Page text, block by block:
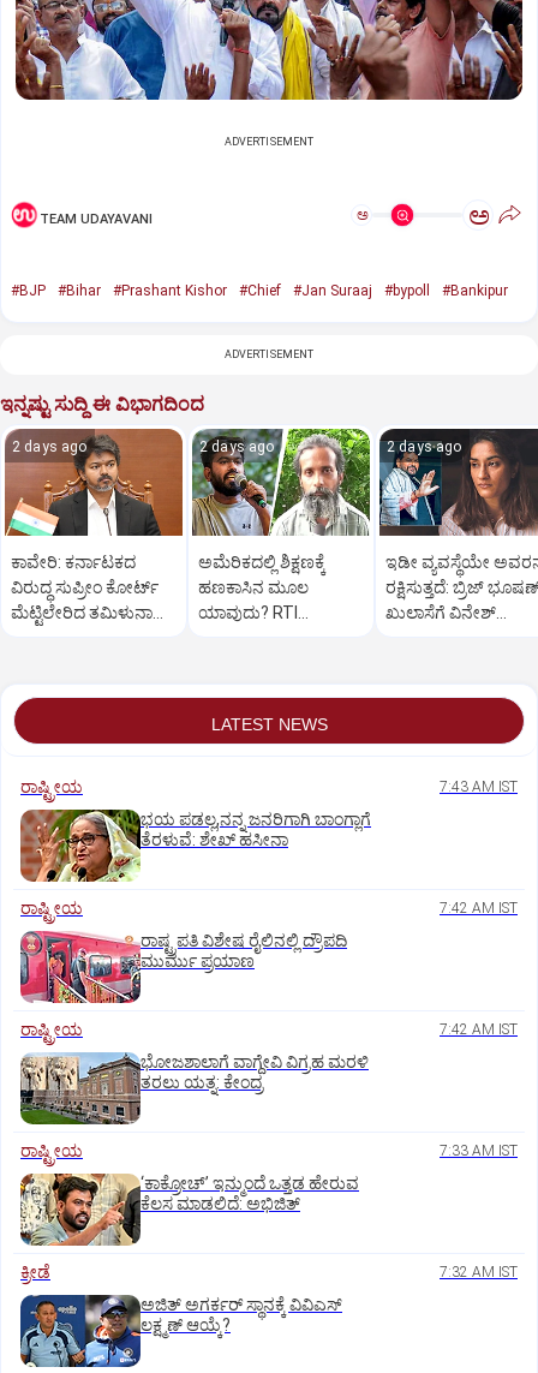
ADVERTISEMENT
TEAM UDAYAVANI ಅ ಅ
#BJP #Bihar #Prashant Kishor #Chief #Jan Suraaj #bypoll #Bankipur
ADVERTISEMENT
ಇನ್ನಷ್ಟು ಸುದ್ದಿ ಈ ವಿಭಾಗದಿಂದ
2 days ago
ಕಾವೇರಿ: ಕರ್ನಾಟಕದ
ವಿರುದ್ಧ ಸುಪ್ರೀಂ ಕೋರ್ಟ್‌
ಮೆಟ್ಟಿಲೇರಿದ ತಮಿಳುನಾಡು
2 days ago
ಅಮೆರಿಕದಲ್ಲಿ ಶಿಕ್ಷಣಕ್ಕೆ
ಹಣಕಾಸಿನ ಮೂಲ
ಯಾವುದು? RTI
2 days ago
ಇಡೀ ವ್ಯವಸ್ಥೆಯೇ
ರಕ್ಷಿಸುತ್ತದೆ: ಬ್ರಿಜ್
ಖುಲಾಸೆಗೆ ವಿನೇಶ್
LATEST NEWS
ರಾಷ್ಟ್ರೀಯ 7:43 AM IST
ಭಯ ಪಡಲ್ಲ,ನನ್ನ ಜನರಿಗಾಗಿ ಬಾಂಗ್ಲಾಗೆ
ತೆರಳುವೆ: ಶೇಖ್‌ ಹಸೀನಾ
ರಾಷ್ಟ್ರೀಯ 7:42 AM IST
ರಾಷ್ಟ್ರಪತಿ ವಿಶೇಷ ರೈಲಿನಲ್ಲಿ ದ್ರೌಪದಿ
ಮುರ್ಮು ಪ್ರಯಾಣ
ರಾಷ್ಟ್ರೀಯ 7:42 AM IST
ಭೋಜಶಾಲಾಗೆ ವಾಗ್ದೇವಿ ವಿಗ್ರಹ ಮರಳಿ
ತರಲು ಯತ್ನ: ಕೇಂದ್ರ
ರಾಷ್ಟ್ರೀಯ 7:33 AM IST
‘ಕಾಕ್ರೋಚ್’ ಇನ್ಮುಂದೆ ಒತ್ತಡ ಹೇರುವ
ಕೆಲಸ ಮಾಡಲಿದೆ: ಅಭಿಜಿತ್
ಕ್ರೀಡೆ 7:32 AM IST
ಅಜಿತ್‌ ಅಗರ್ಕರ್‌ ಸ್ಥಾನಕ್ಕೆ ವಿವಿಎಸ್‌
ಲಕ್ಷ್ಮಣ್‌ ಆಯ್ಕೆ?